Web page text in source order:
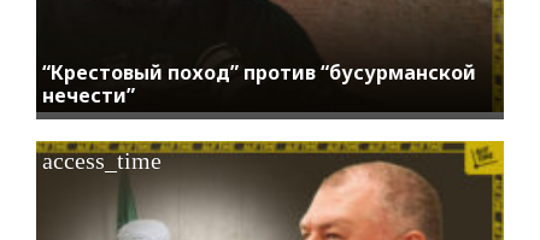
“Крестовый поход” против “бусурманской
нечести”
access_time